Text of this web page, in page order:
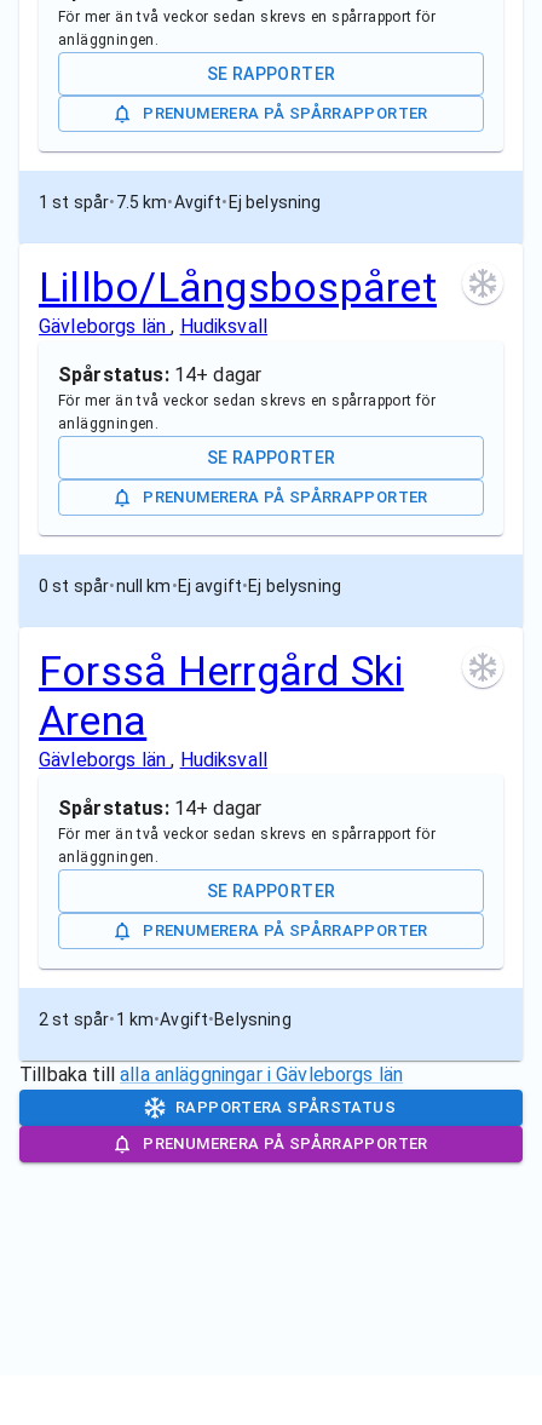
För mer än två veckor sedan skrevs en spårrapport för
anläggningen.
SE RAPPORTER
PRENUMERERA PÅ SPÅRRAPPORTER
1 st spår•7.5 km•Avgift• Ej belysning
Lillbo/Långsbospåret
Gävleborgs län, Hudiksvall
Spårstatus: 14+ dagar
För mer än två veckor sedan skrevs en spårrapport för
anläggningen.
SE RAPPORTER
PRENUMERERA PÅ SPÅRRAPPORTER
0 st spår•null km•Ej avgift•Ej belysning
Forsså Herrgård Ski
Arena
Gävleborgs län, Hudiksvall
Spårstatus: 14+ dagar
För mer än två veckor sedan skrevs en spårrapport för
anläggningen.
SE RAPPORTER
PRENUMERERA PÅ SPÅRRAPPORTER
2 st spår•1 km•Avgift•Belysning
Tillbaka till alla anläggningar iGävleborgs län
RAPPORTERA SPÅRSTATUS
PRENUMERERA PÅ SPÅRRAPPORTER